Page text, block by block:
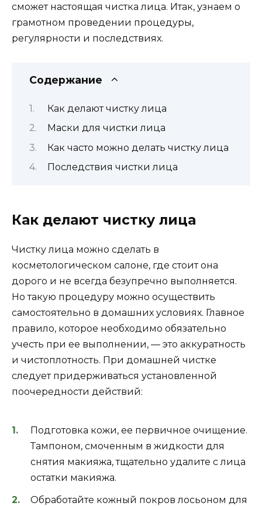
сможет настоящая чистка лица. Итак, узнаем о
грамотном проведении процедуры,
регулярности и последствиях.
Содержание
Как делают чистку лица
Маски для чистки лица
Как часто можно делать чистку лица
Последствия чистки лица
Как делают чистку лица
Чистку лица можно сделать в
косметологическом салоне, где стоит она
дорого и не всегда безупречно выполняется.
Но такую процедуру можно осуществить
самостоятельно в домашних условиях. Главное
правило, которое необходимо обязательно
учесть при ее выполнении, — это аккуратность
и чистоплотность. При домашней чистке
следует придерживаться установленной
поочередности действий:
Подготовка кожи, ее первичное очищение.
Тампоном, смоченным в жидкости для
снятия макияжа, тщательно удалите с лица
остатки макияжа.
Обработайте кожный покров лосьоном для